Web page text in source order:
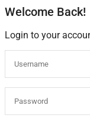
Welcome Back!
Login to your